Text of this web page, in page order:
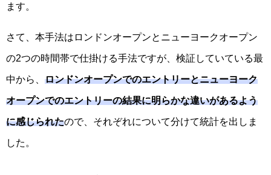
ます。
さて、本手法はロンドンオープンとニューヨークオープン
の2つの時間帯で仕掛ける手法ですが、検証していている最
中から、 ロンドンオープンでのエントリーとニューヨーク
オープンでのエントリーの結果に明らかな違いがあるよう
に感じられたので、それぞれについて分けて統計を出しま
した。